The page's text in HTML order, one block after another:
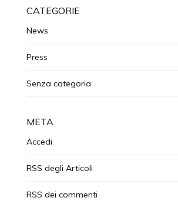
CATEGORIE
News
Press
Senza categoria
META
Accedi
RSS degli Articoli
RSS dei commenti